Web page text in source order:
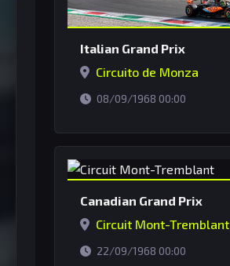
Italian Grand Prix
Circuito de Monza
08/09/1968 00:00
Canadian Grand Prix
Circuit Mont-Tremblant
22/09/1968 00:00